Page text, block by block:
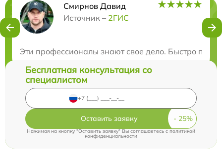
Смирнов Давид
Источник – 2ГИС
Эти профессионалы знают свое дело. Быстро
Нужна консультация?
Бесплатная консультация со
специалистом
Оставить заявку
Нажимая на кнопку "Оставить заявку" Вы соглашаетесь cполитикой
конфиденциальности